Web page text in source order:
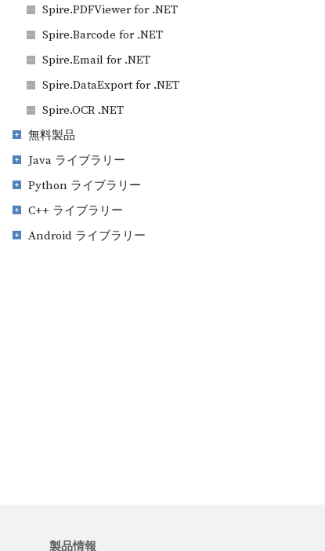
Spire.PDFViewer for .NET
Spire.Barcode for .NET
Spire.Email for .NET
Spire.DataExport for .NET
Spire.OCR .NET
無料製品
Java ライブラリー
Python ライブラリー
C++ ライブラリー
Android ライブラリー
製品情報